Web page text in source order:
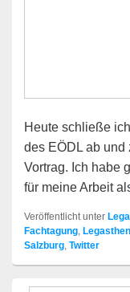
Heute schließe
des EÖDL ab und
Vortrag. Ich habe
für meine Arbeit
Veröffentlicht unter
Fachtagung,
Salzburg, Twitter
Primärer